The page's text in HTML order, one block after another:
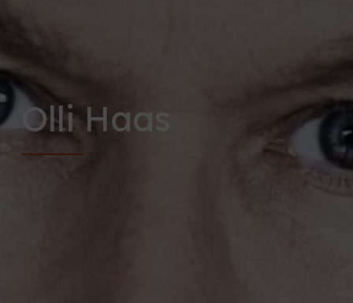
Olli Haas